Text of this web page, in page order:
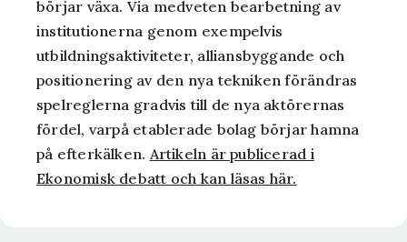
börjar växa. Via medveten bearbetning av
institutionerna genom exempelvis
utbildningsaktiviteter, alliansbyggande och
positionering av den nya tekniken förändras
spelreglerna gradvis till de nya aktörernas
fördel, varpå etablerade bolag börjar hamna
på efterkälken. Artikeln är publicerad i
Ekonomisk debatt och kan läsas här.